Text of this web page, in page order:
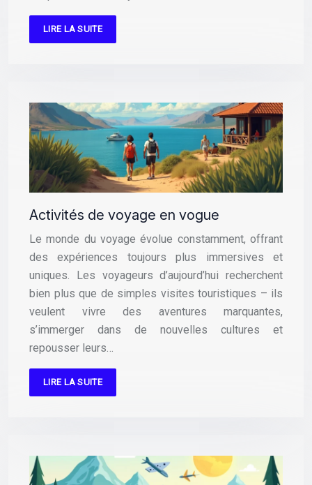
LIRE LA SUITE
Activités de voyage en vogue
Le monde du voyage évolue constamment, offrant
des expériences toujours plus immersives et
uniques. Les voyageurs d’aujourd’hui recherchent
bien plus que de simples visites touristiques – ils
veulent vivre des aventures marquantes,
s’immerger dans de nouvelles cultures et
repousser leurs…
LIRE LA SUITE